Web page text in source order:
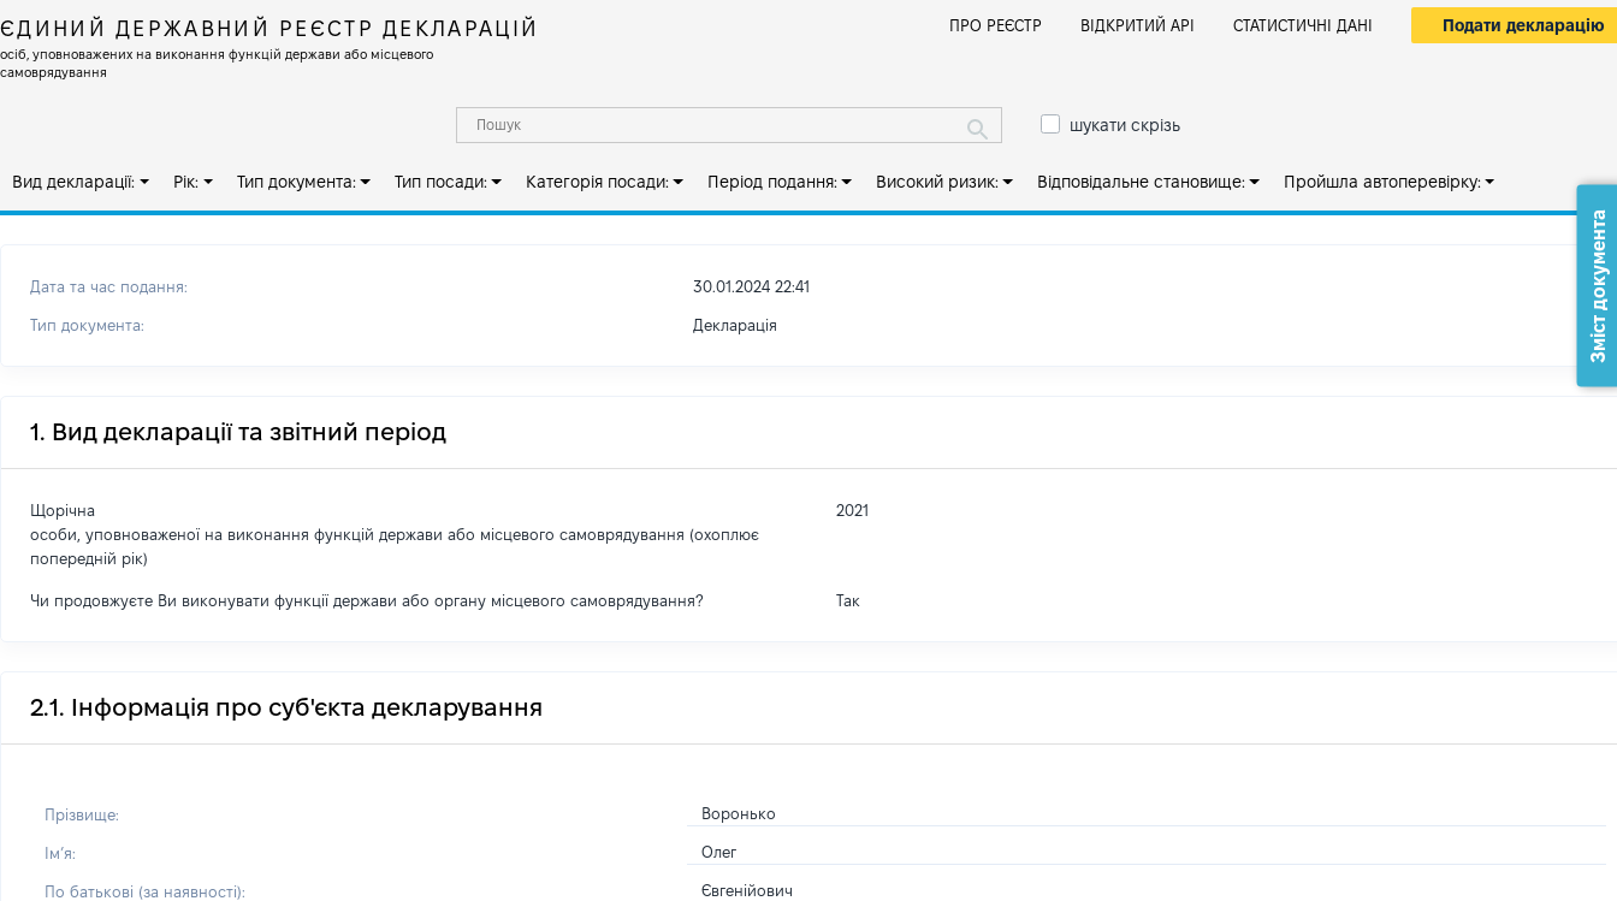
ЄДИНИЙ ДЕРЖАВНИЙ РЕЄСТР ДЕКЛАРАЦІЙ
осіб, уповноважених на виконання функцій держави або місцевого
самоврядування
ПРО РЕЄСТР ВІДКРИТИЙ АРІ СТАТИСТИЧНІ ДАНІ Подати декларацію
шукати скрізь
Вид декларації: Рік: Тип документа: Тип посади: Категорія посади: Період подання: Високий ризик: Відповідальне становище: Пройшла автоперевірку:
Дата та час подання: 30.01.2024 22:41
Тип документа: Декларація
1. Вид декларації та звітний період
Щорічна
особи, уповноваженої на виконання функцій держави або місцевого самоврядування (охоплює
попередній рік)
2021
Чи продовжуєте Ви виконувати функції держави або органу місцевого самоврядування? Так
2.1. Інформація про суб'єкта декларування
Прізвище: Воронько
Імʼя: Олег
По батькові (за наявності): Євгенійович
Зміст документа